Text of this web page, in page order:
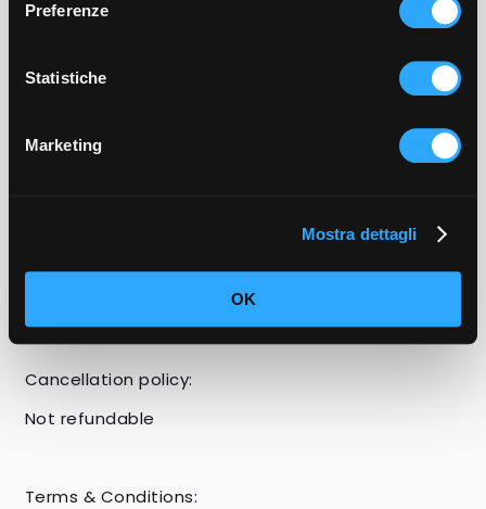
Preferenze
Statistiche
Marketing
Mostra dettagli
OK
Early check-in (subject to availability)
Other beverages besides microfiltered water
Cancellation policy:
Not refundable
Terms & Conditions: